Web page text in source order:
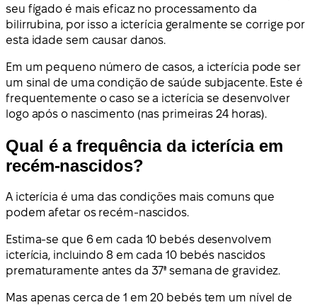
seu fígado é mais eficaz no processamento da
bilirrubina, por isso a icterícia geralmente se corrige por
esta idade sem causar danos.
Em um pequeno número de casos, a icterícia pode ser
um sinal de uma condição de saúde subjacente. Este é
frequentemente o caso se a icterícia se desenvolver
logo após o nascimento (nas primeiras 24 horas).
Qual é a frequência da icterícia em
recém-nascidos?
A icterícia é uma das condições mais comuns que
podem afetar os recém-nascidos.
Estima-se que 6 em cada 10 bebés desenvolvem
icterícia, incluindo 8 em cada 10 bebés nascidos
prematuramente antes da 37ª semana de gravidez.
Mas apenas cerca de 1 em 20 bebés tem um nível de